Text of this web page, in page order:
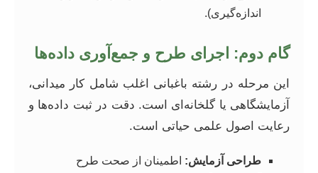
اندازه‌گیری).
گام دوم: اجرای طرح و جمع‌آوری داده‌ها
این مرحله در رشته باغبانی اغلب شامل کار میدانی،
آزمایشگاهی یا گلخانه‌ای است. دقت در ثبت داده‌ها و
رعایت اصول علمی حیاتی است.
طراحی آزمایش: اطمینان از صحت طرح